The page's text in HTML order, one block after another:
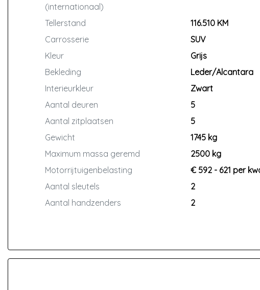
(internationaal)
Tellerstand
116.510 KM
Carrosserie
SUV
Kleur
Grijs
Bekleding
Leder/Alcantara
Interieurkleur
Zwart
Aantal deuren
5
Aantal zitplaatsen
5
Gewicht
1745 kg
Maximum massa geremd
2500 kg
Motorrijtuigenbelasting
€ 592 - 621 per
Aantal sleutels
2
Aantal handzenders
2